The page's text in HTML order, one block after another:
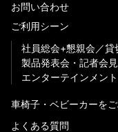
お問い合わせ
ご利用シーン
社員総会+懇親会
貸
製品発表会・記者会見
エンターテインメント
車椅子・ベビーカーを
よくある質問